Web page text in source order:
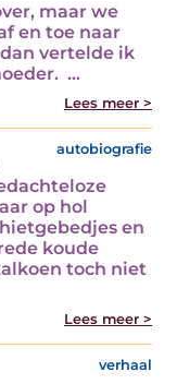
maar we
en toe naar
vertelde ik
…
Lees meer >
autobiografie
op hol
en
koude
toch niet
Lees meer >
verhaal